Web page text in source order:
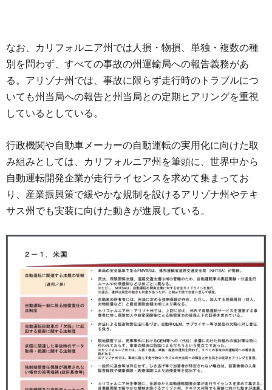
なお、カリフォルニア州では人損・物損、単独・複数の種
別を問わず、すべての事故の州運輸局への報告義務があ
る。アリゾナ州では、事故に限らず走行時のトラブルにつ
いても州当局への報告と州当局との定期ヒアリングを重視
しているとしている。
行政機関や自動車メーカーの自動運転の実用化に向けた取
み組みとしては、カリフォルニア州を筆頭に、世界中から
自動運転開発企業が走行ライセンスを求めて集まってお
り、産業振興策で緩やかな規制を設けるアリゾナ州やテキ
サス州でも実装に向けた動きが進展している。